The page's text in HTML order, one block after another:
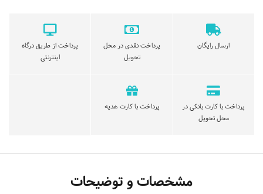
ارسال رایگان
پرداخت نقدی در محل
تحویل
پرداخت از طریق درگاه
اینترنتی
پرداخت با کارت بانکی در
محل تحویل
پرداخت با کارت هدیه
مشخصات و توضیحات